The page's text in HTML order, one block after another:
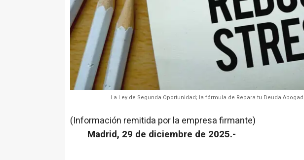
La Ley de Segunda Oportunidad; la fórmula de Repara tu Deuda
(Información remitida por la empresa firmante)
Madrid, 29 de diciembre de 2025.-